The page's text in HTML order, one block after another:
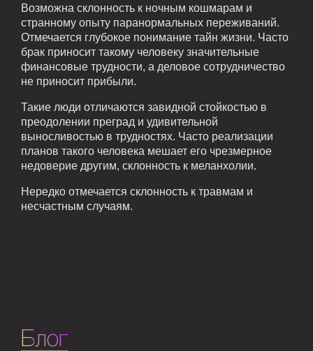
Возможна склонность к ночным кошмарам и
странному опыту паранормальных переживаний.
Отмечается глубокое понимание тайн жизни. Часто
брак приносит такому человеку значительные
финансовые трудности, а деловое сотрудничество
не приносит прибыли.
Такие люди отличаются завидной стойкостью в
преодолении преград и удивительной
выносливостью в трудностях. Часто реализации
планов такого человека мешает его чрезмерное
недоверие другим, склонность к меланхолии.
Нередко отмечается склонность к травмам и
несчастным случаям.
Блог